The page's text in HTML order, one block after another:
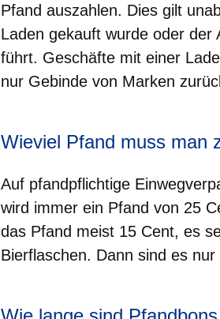
Pfand auszahlen. Dies gilt
Laden gekauft wurde oder
führt. Geschäfte mit einer
nur Gebinde von Marken
Wieviel Pfand muss man
Auf pfandpflichtige
wird immer ein Pfand von 25
das Pfand meist 15 Cent, es
Bierflaschen. Dann sind es nur